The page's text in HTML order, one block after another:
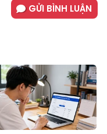
GỬI BÌNH LUẬN